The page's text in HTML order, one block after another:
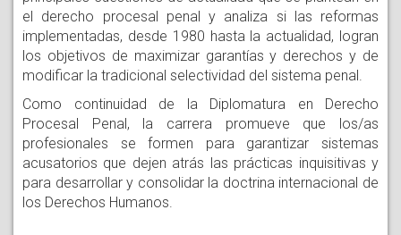
el derecho procesal penal y analiza si las reformas
implementadas, desde 1980 hasta la actualidad, logran
los objetivos de maximizar garantías y derechos y de
modificar la tradicional selectividad del sistema penal.
Como continuidad de la Diplomatura en Derecho
Procesal Penal, la carrera promueve que los/as
profesionales se formen para garantizar sistemas
acusatorios que dejen atrás las prácticas inquisitivas y
para desarrollar y consolidar la doctrina internacional de
los Derechos Humanos.